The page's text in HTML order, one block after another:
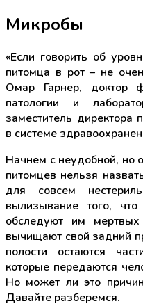
Микробы
«Если говорить об
питомца в рот – не
Омар Гарнер, доктор
патологии и
заместитель директора
в системе
Начнем с неудобной, но
питомцев нельзя
для совсем
вылизывание того,
обследуют им мертвых
вычищают свой задний
полости остаются
которые передаются
Но может ли это
Давайте разберемся.